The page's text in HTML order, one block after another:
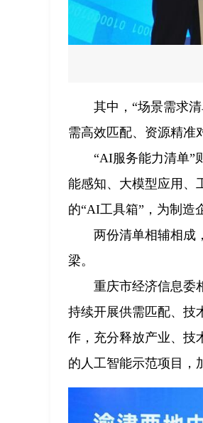
其中，“场景需求
需高效匹配、资源精准
“AI服务能力清单”
能感知、大模型应用、
的“AI工具箱”，为制造
两份清单相辅相成
梁。
重庆市经济信息委
持续开展供需匹配、技
作，充分释放产业、技
的人工智能示范项目，